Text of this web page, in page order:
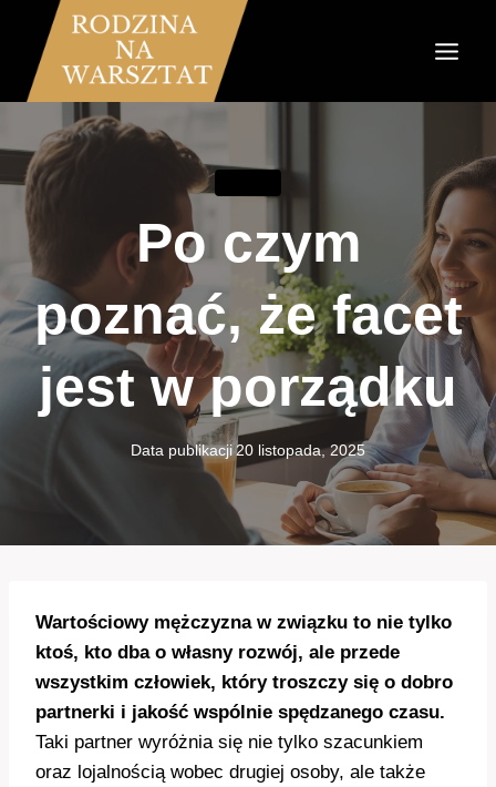
Przejdź
treści
Po czym
poznać, że facet
jest w porządku
Data publikacji 20 listopada, 2025
Wartościowy mężczyzna w związku to nie tylko
ktoś, kto dba o własny rozwój, ale przede
wszystkim człowiek, który troszczy się o dobro
partnerki i jakość wspólnie spędzanego czasu.
Taki partner wyróżnia się nie tylko szacunkiem
oraz lojalnością wobec drugiej osoby, ale także